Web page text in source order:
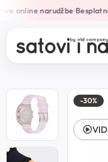
online narudžbe•Besplatna
-30%